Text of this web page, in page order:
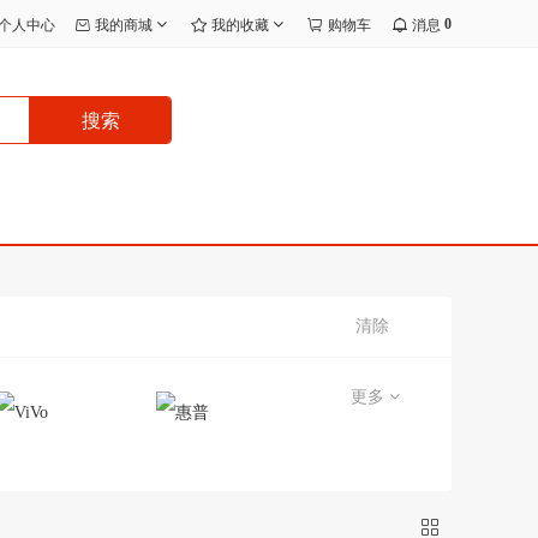
人中心 我的商城 我的收藏 购物车 消息 0
搜索
清除
更多